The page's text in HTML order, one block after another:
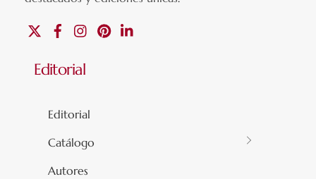
FacebookInstagramPinterest
Editorial
Editorial
Catálogo
Autores